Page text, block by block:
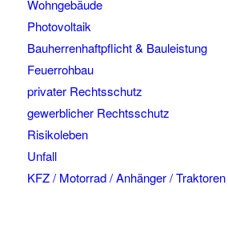
Wohngebäude
Photovoltaik
Bauherrenhaftpflicht & Bauleistung
Feuerrohbau
privater Rechtsschutz
gewerblicher Rechtsschutz
Risikoleben
Unfall
KFZ / Motorrad / Anhänger / Traktoren